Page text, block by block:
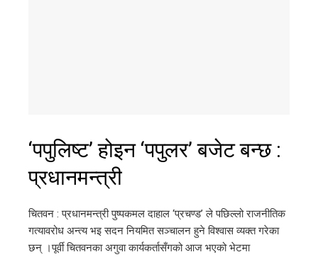
‘पपुलिष्ट’ होइन ‘पपुलर’ बजेट बन्छ :
प्रधानमन्त्री
चितवन : प्रधानमन्त्री पुष्पकमल दाहाल ‘प्रचण्ड’ ले पछिल्लो राजनीतिक
गत्यावरोध अन्त्य भइ सदन नियमित सञ्चालन हुने विश्वास व्यक्त गरेका
छन् ।पूर्वी चितवनका अगुवा कार्यकर्तासँगको आज भएको भेटमा